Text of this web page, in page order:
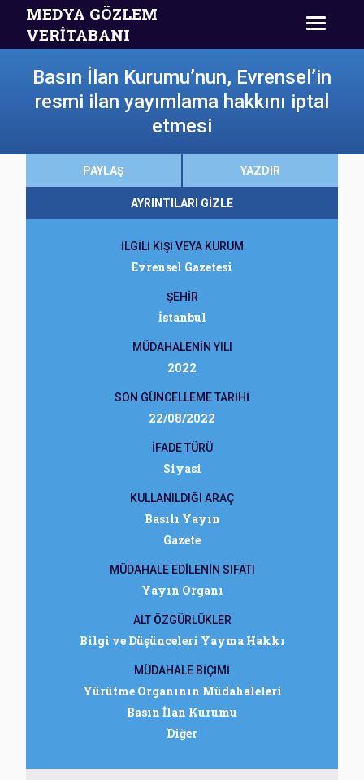
MEDYA GÖZLEM
VERİTABANI
Basın İlan Kurumu’nun, Evrensel’in
resmi ilan yayımlama hakkını iptal
etmesi
PAYLAŞ YAZDIR
AYRINTILARI GİZLE
İLGİLİ KİŞİ VEYA KURUM
Evrensel Gazetesi
ŞEHİR
İstanbul
MÜDAHALENİN YILI
2022
SON GÜNCELLEME TARİHİ
22/08/2022
İFADE TÜRÜ
Siyasi
KULLANILDIĞI ARAÇ
Basılı Yayın
Gazete
MÜDAHALE EDİLENİN SIFATI
Yayın Organı
ALT ÖZGÜRLÜKLER
Bilgi ve Düşünceleri Yayma Hakkı
MÜDAHALE BİÇİMİ
Yürütme Organının Müdahaleleri
Basın İlan Kurumu
Diğer